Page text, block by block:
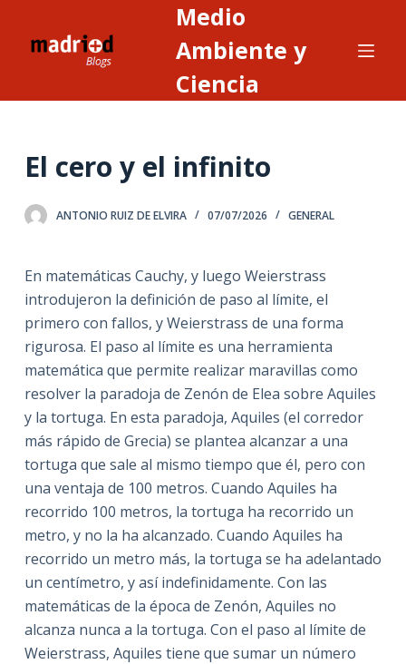
e
n
d
o
Medio
Ambiente y
Ciencia
El cero y el infinito
ANTONIO RUIZ DE ELVIRA 07/07/2026 GENERAL
En matemáticas Cauchy, y luego Weierstrass
introdujeron la definición de paso al límite, el
primero con fallos, y Weierstrass de una forma
rigurosa. El paso al límite es una herramienta
matemática que permite realizar maravillas como
resolver la paradoja de Zenón de Elea sobre Aquiles
y la tortuga. En esta paradoja, Aquiles (el corredor
más rápido de Grecia) se plantea alcanzar a una
tortuga que sale al mismo tiempo que él, pero con
una ventaja de 100 metros. Cuando Aquiles ha
recorrido 100 metros, la tortuga ha recorrido un
metro, y no la ha alcanzado. Cuando Aquiles ha
recorrido un metro más, la tortuga se ha adelantado
un centímetro, y así indefinidamente. Con las
matemáticas de la época de Zenón, Aquiles no
alcanza nunca a la tortuga. Con el paso al límite de
Weierstrass, Aquiles tiene que sumar un número